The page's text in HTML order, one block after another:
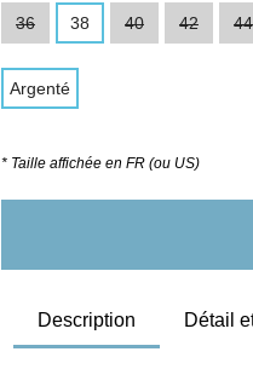
36 38 40 42 44
Argenté
* Taille affichée en FR (ou US)
Description Détail